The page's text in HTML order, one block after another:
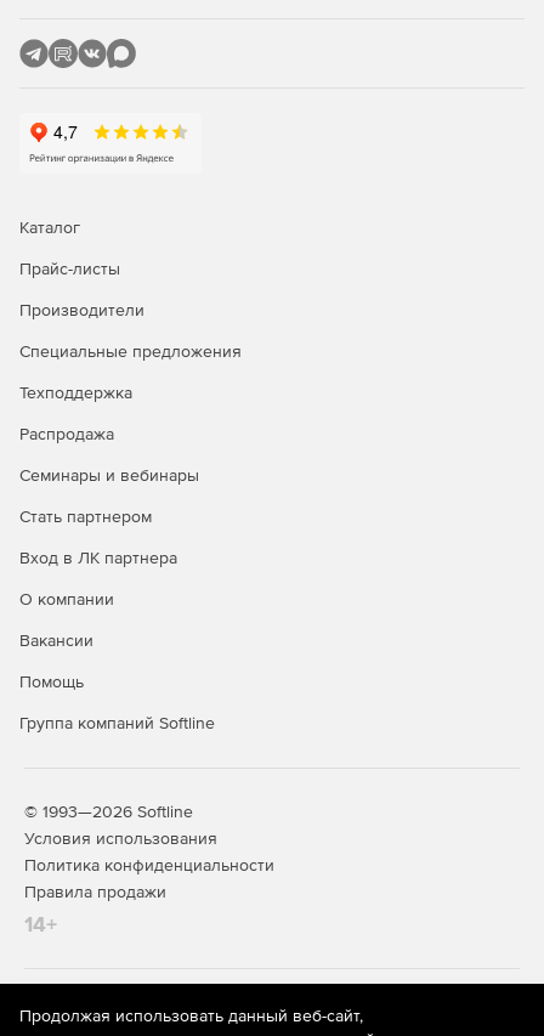
Каталог
Прайс-листы
Производители
Специальные предложения
Техподдержка
Распродажа
Семинары и вебинары
Стать партнером
Вход в ЛК партнера
О компании
Вакансии
Помощь
Группа компаний Softline
© 1993—2026 Softline
Условия использования
Политика конфиденциальности
Правила продажи
14+
На информационном ресурсе store.softline.ru применяются
рекомендательные технологии
(информационные технологии
Продолжая использовать данный веб-сайт,